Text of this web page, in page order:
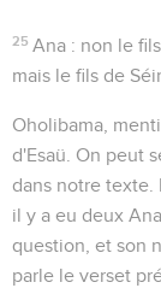
25 Ana : non le
mais le fils de
Oholibama ,
d'Esaü. On peut
dans notre texte.
il y a eu deux
question, et son
parle le verset